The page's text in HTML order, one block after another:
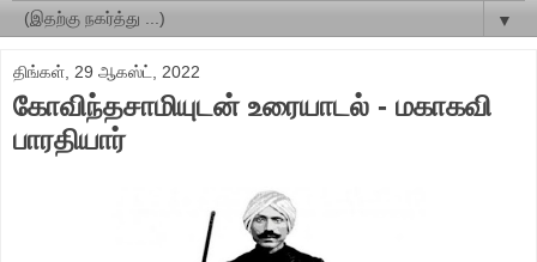
▼
திங்கள், 29 ஆகஸ்ட், 2022
கோவிந்தசாமியுடன் உரையாடல் - மகாகவி
பாரதியார்